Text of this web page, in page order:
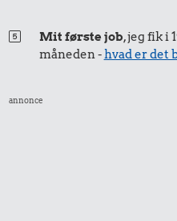
Mit første job, jeg fik i
måneden -hvad er det
annonce